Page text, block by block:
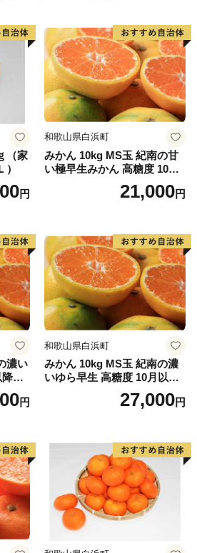
と都市部の調和、温暖な気候、魅
り、近年、観光地としての人気も
（家
円
和歌山県白浜町
みかん 10kg MS玉 紀南の甘
い極早生みかん 高糖度 10月
以降発送 マルチ被覆栽培
21,000円
濃い
発
円
和歌山県白浜町
みかん 10kg MS玉 紀南の濃
いゆら早生 高糖度 10月以降
発送 マルチ被覆栽培27,000円